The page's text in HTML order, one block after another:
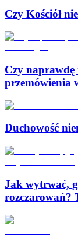
Czy Kościół
Czy naprawdę
przemówienia
Duchowość
Jak wytrwać,
rozczarowań?